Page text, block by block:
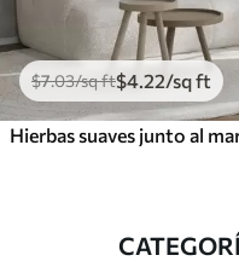
$7.03/sq ft$4 .22/sq ft
Hierbas suaves junto al